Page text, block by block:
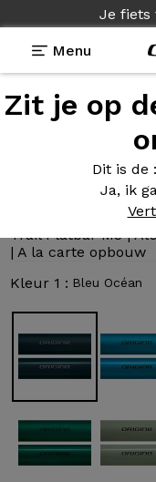
Je fiets
Menu
Zit je op
Dit is de
Ja, ik
Trail Flatbar
Trail Flatbar M3 |
| A la carte opbouw
Kleur 1 : Bleu Océan